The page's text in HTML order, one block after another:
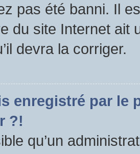
pas été banni. Il
du site Internet ait
devra la corriger.
enregistré par le
?!
qu’un